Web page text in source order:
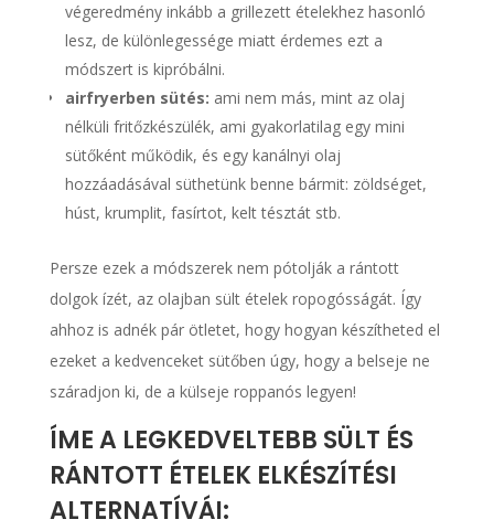
végeredmény inkább a grillezett ételekhez hasonló
lesz, de különlegessége miatt érdemes ezt a
módszert is kipróbálni.
airfryerben sütés: ami nem más, mint az olaj
nélküli fritőzkészülék, ami gyakorlatilag egy mini
sütőként működik, és egy kanálnyi olaj
hozzáadásával süthetünk benne bármit: zöldséget,
húst, krumplit, fasírtot, kelt tésztát stb.
Persze ezek a módszerek nem pótolják a rántott
dolgok ízét, az olajban sült ételek ropogósságát. Így
ahhoz is adnék pár ötletet, hogy hogyan készítheted el
ezeket a kedvenceket sütőben úgy, hogy a belseje ne
száradjon ki, de a külseje roppanós legyen!
ÍME A LEGKEDVELTEBB SÜLT ÉS
RÁNTOTT ÉTELEK ELKÉSZÍTÉSI
ALTERNATÍVÁI: